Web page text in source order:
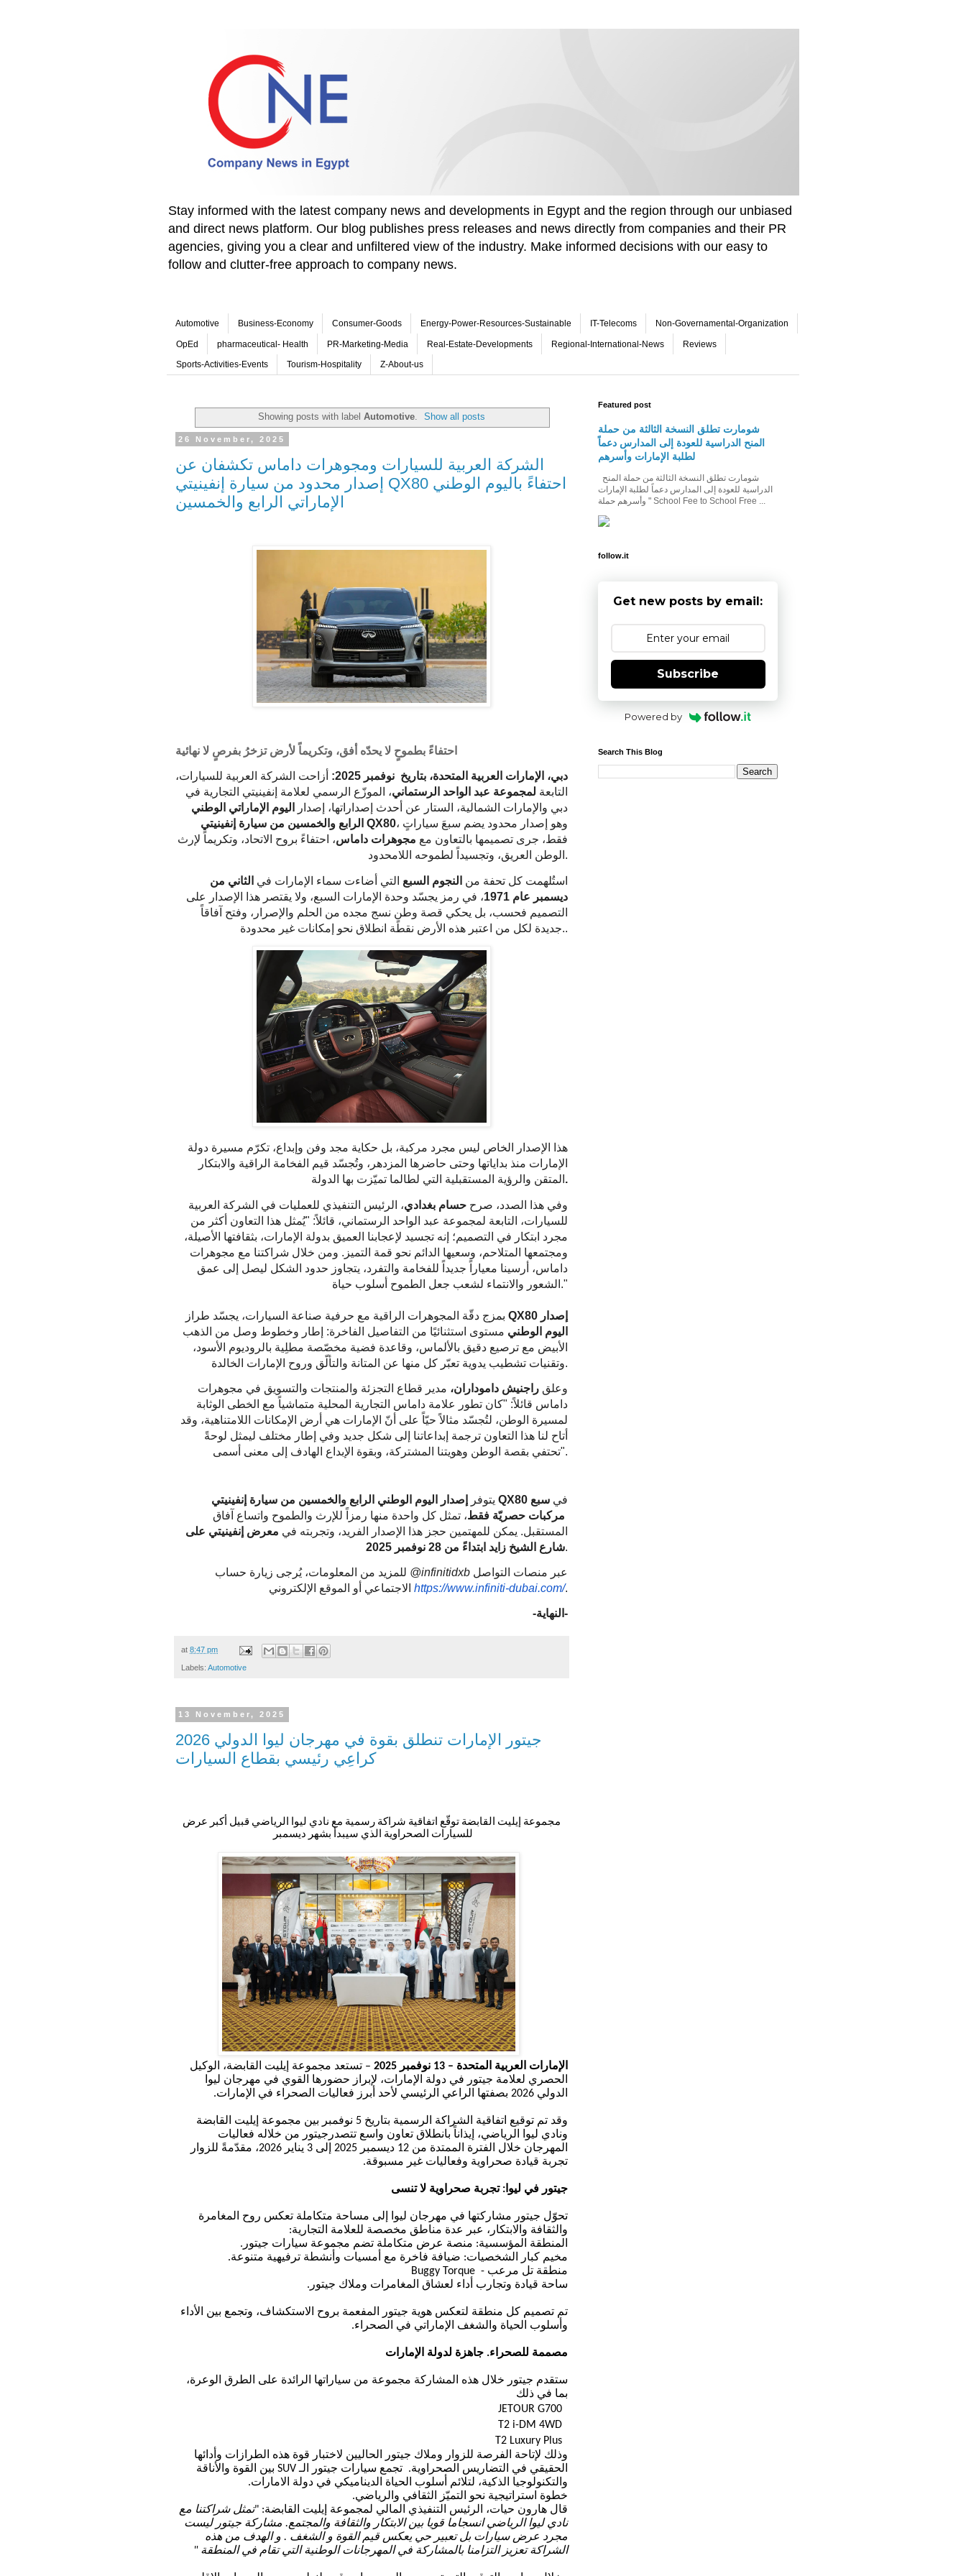
Stay informed with the latest company news and developments in Egypt and the region through our unbiased
and direct news platform. Our blog publishes press releases and news directly from companies and their PR
agencies, giving you a clear and unfiltered view of the industry. Make informed decisions with our easy to
follow and clutter-free approach to company news.
Automotive Business-Economy Consumer-Goods Energy-Power-Resources-Sustainable IT-Telecoms Non-Governamental-Organization
OpEd pharmaceutical- Health PR-Marketing-Media Real-Estate-Developments Regional-International-News Reviews
Sports-Activities-Events Tourism-Hospitality Z-About-us
Showing posts with label Automotive. Show all posts
26 November, 2025
الشركة العربية للسيارات ومجوهرات داماس تكشفان عن
إصدار محدود من سيارة إنفينيتي QX80 احتفاءً باليوم الوطني
الإماراتي الرابع والخمسين
احتفاءً بطموحٍ لا يحدّه أفق، وتكريماً لأرض تزخرُ بفرصٍ لا نهائية
دبي، الإمارات العربية المتحدة، بتاريخ نوفمبر 2025
: أزاحت الشركة العربية للسيارات،
التابعة لمجموعة عبد الواحد الرستماني، الموزّع الرسمي لعلامة إنفينيتي التجارية في
دبي والإمارات الشمالية، الستار عن أحدث إصداراتها، إصدار
اليوم الإماراتي الوطني
QX80، وهو إصدار محدود يضم سبعَ سياراتٍ
فقط، جرى تصميمها بالتعاون مع مجوهرات داماس، احتفاءً بروح الاتحاد، وتكريماً لإرث
الوطن العريق، وتجسيداً لطموحه اللامحدود.
استُلهمت كل تحفة من النجوم السبع التي أضاءت سماء الإمارات في الثاني من
ديسمبر عام 1971، في رمز يجسّد وحدة الإمارات السبع، ولا يقتصر هذا الإصدار على
التصميم فحسب، بل يحكي قصة وطنٍ نسج مجده من الحلم والإصرار، وفتح آفاقاً
جديدة لكل من اعتبر هذه الأرض نقطة انطلاق نحو إمكانات غير محدودة..
هذا الإصدار الخاص ليس مجرد مركبة، بل حكاية مجد وفن وإبداع، تكرّم مسيرة دولة
الإمارات منذ بداياتها وحتى حاضرها المزدهر، وتُجسّد قيم الفخامة الراقية والابتكار
المتقن والرؤية المستقبلية التي لطالما تميّزت بها الدولة .
وفي هذا الصدد، صرح حسام بغدادي، الرئيس التنفيذي للعمليات في الشركة العربية
للسيارات، التابعة لمجموعة عبد الواحد الرستماني، قائلاً: "يُمثل هذا التعاون أكثر من
مجرد ابتكار في التصميم؛ إنه تجسيد لإعجابنا العميق بدولة الإمارات، بثقافتها الأصيلة،
ومجتمعها المتلاحم، وسعيها الدائم نحو قمة التميز. ومن خلال شراكتنا مع مجوهرات
داماس، أرسينا معياراً جديداً للفخامة والتفرد، يتجاوز حدود الشكل ليصل إلى عمق
الشعور والانتماء لشعب جعل الطموح أسلوب حياة."
QX80
اليوم الوطني مستوى استثنائيًا من التفاصيل الفاخرة: إطار وخطوط وصل من الذهب
الأبيض مع ترصيع دقيق بالألماس، وقاعدة فضية مخصّصة مطلِية بالروديوم الأسود،
وتقنيات تشطيب يدوية تعبّر كل منها عن المتانة والتألّق وروح الإمارات الخالدة.
وعلق راجنيش داموداران، مدير قطاع التجزئة والمنتجات والتسويق في مجوهرات
داماس قائلاً: "كان تطور علامة داماس التجارية المحلية متماشياً مع الخطى الوثابة
لمسيرة الوطن، لتُجسّد مثالاً حيّاً على أنّ الإمارات هي أرض الإمكانات اللامتناهية، وقد
أتاح لنا هذا التعاون ترجمة إبداعاتنا إلى شكل جديد وفي إطار مختلف ليمثل لوحةً
تحتفي بقصة الوطن وهويتنا المشتركة، وبقوة الإبداع الهادف إلى معنى أسمى".
يتوفر QX80 في سبع
مركبات حصريّة فقط، تمثل كل واحدة منها رمزاً للإرث والطموح واتساع آفاق
المستقبل. يمكن للمهتمين حجز هذا الإصدار الفريد، وتجربته في معرض إنفينيتي على
شارع الشيخ زايد ابتداءً من 28 نوفمبر 2025 .
@infinitidxb
https://www.infiniti-dubai.com/.
-النهاية -
at 8:47 pm
Labels: Automotive
13 November, 2025
جيتور الإمارات تنطلق بقوة في مهرجان ليوا الدولي 2026
كراعِي رئيسي بقطاع السيارات
مجموعة إيليت القابضة توقّع اتفاقية شراكة رسمية مع نادي ليوا الرياضي قبيل أكبر عرض
للسيارات الصحراوية الذي سيبد بشهر ديسمبر
الإمارات العربية المتحدة – 13 نوفمبر 2025 – تستعد مجموعة إيليت القابضة، الوكيل
الحصري لعلامة جيتور في دولة الإمارات، لإبراز حضورها القوي في مهرجان ليوا
الدولي 2026 بصفتها الراعي الرئيسي لأحد أبرز فعاليات الصحراء في الإمارات.
وقد تم توقيع اتفاقية الشراكة الرسمية بتاريخ 5 نوفمبر بين مجموعة إيليت القابضة
ونادي ليوا الرياضي، إيذاناً بانطلاق تعاون واسع تتصدرجيتور من خلاله فعاليات
المهرجان خلال الفترة الممتدة من 12 ديسمبر 2025 إلى 3 يناير 2026، مقدّمةً للزوار
تجربة قيادة صحراوية وفعاليات غير مسبوقة.
جيتور في ليوا: تجربة صحراوية لاتنسى
تحوّل جيتور مشاركتها في مهرجان ليوا إلى مساحة متكاملة تعكس روح المغامرة
والثقافة والابتكار، عبر عدة مناطق مخصصة للعلامة التجارية:
المنطقة المؤسسية: منصة عرض متكاملة تضم مجموعة سيارات جيتور .
مخيم كبار الشخصيات: ضيافة فاخرة مع أمسيات وأنشطة ترفيهية متنوعة.
منطقة تل مرعب -
Buggy Torque
ساحة قيادة وتجارب أداء لعشاق المغامرات وملاك جيتور .
تم تصميم كل منطقة لتعكس هوية جيتور المفعمة بروح الاستكشاف، وتجمع بين الأداء
وأسلوب الحياة والشغف الإماراتي في الصحراء.
مصممة للصحراء. جاهزة لدولة الإمارات
ستقدم جيتور خلال هذه المشاركة مجموعة من سياراتها الرائدة على الطرق الوعرة،
بما في ذلك
JETOUR G700
T2 i-DM 4WD
T2 Luxury Plus
وذلك لإتاحة الفرصة للزوار وملاك جيتور الحاليين لاختبار قوة هذه الطرازات وأدائها
الحقيقي في التضاريس الصحراوية. تجمع سيارات جيتور الـ SUV بين القوة والأناقة
والتكنولوجيا الذكية، لتلائم أسلوب الحياة الديناميكي في دولة الامارات.
خطوة استراتيجية نحو التميّز الثقافي والرياضي.
قال هارون حيات، الرئيس التنفيذي المالي لمجموعة إيليت القابضة:
"تمثل شراكتنا مع
نادي ليوا الرياضي انسجاما قويا بين الابتكار والثقافة والمجتمع. مشاركة جيتور ليست
مجرد عرضسيارات بل تعبير حي يعكس قيم القوة والشغف . و الهدف من هذه
الشراكة تعزيز التزامنا بالمشاركة في المهرجانات الوطنية التي تقام في المنطقة"
Featured post
شومارت تطلق النسخة الثالثة من حملة
المنح الدراسية للعودة إلى المدارس دعماً
لطلبة الإمارات وأسرهم
الدراسية للعودة إلى المدارس دعماً لطلبة الإمارات
وأسرهم حملة " School Fee to School Free ...
follow.it
Get new posts by email:
Subscribe
Powered by
Search This Blog